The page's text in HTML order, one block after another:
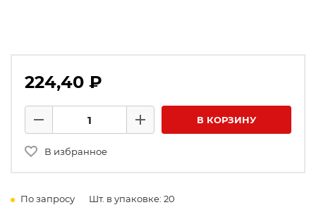
224,40 ₽
Минус
Плюс В КОРЗИНУ
В избранное
По запросу Шт. в упаковке: 20